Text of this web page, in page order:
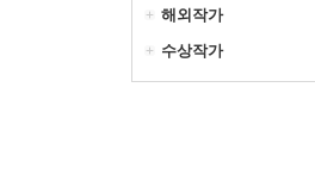
해외작가
수상작가